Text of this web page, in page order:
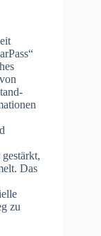
Das
zu